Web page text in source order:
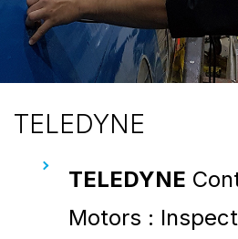
TELEDYNE
TELEDYNE
Motors :